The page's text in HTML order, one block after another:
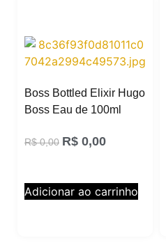
Boss Bottled Elixir Hugo
Boss Eau de 100ml
R$0,00 R$ 0,00
Adicionar ao carrinho